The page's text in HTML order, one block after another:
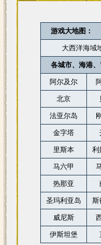
游戏大地图：
大西洋海域
各城市、海港
阿尔及尔
北京
法亚尔岛
金字塔
里斯本 利
马六甲
热那亚
圣玛利亚岛 斯
威尼斯
伊斯坦堡